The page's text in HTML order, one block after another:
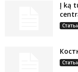
Į ką